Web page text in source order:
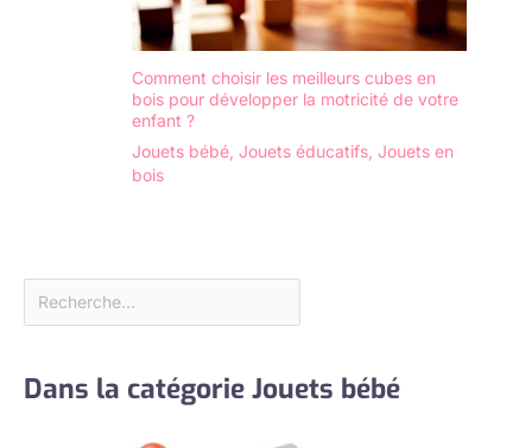
Comment choisir les meilleurs cubes en
bois pour développer la motricité de votre
enfant ?
Jouets bébé Jouets éducatifs Jouets en
bois
Dans la catégorie Jouets bébé